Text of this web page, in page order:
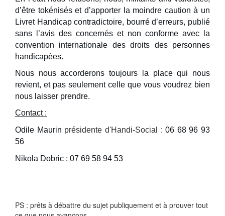
d’être tokénisés et d’apporter la moindre caution à un
Livret Handicap contradictoire, bourré d’erreurs, publié
sans l’avis des concernés et non conforme avec la
convention internationale des droits des personnes
handicapées.
Nous nous accorderons toujours la place qui nous
revient, et pas seulement celle que vous voudrez bien
nous laisser prendre.
Contact :
Odile Maurin présidente d'Handi-Social : 06 68 96 93
56
Nikola Dobric : 07 69 58 94 53
PS : prêts à débattre du sujet publiquement et à prouver tout